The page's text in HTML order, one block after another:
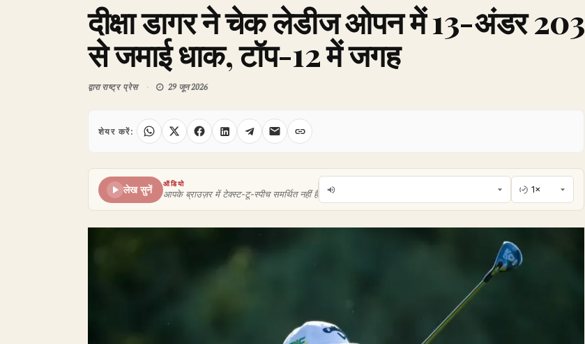
दीक्षा डागर ने चेक लेडीज ओपन में 13-अंडर 203
से जमाई धाक, टॉप-12 में जगह
द्वाराराष्ट्र प्रेस 29 जून 2026
शेयर करें:
लेख सुनें
ऑडियो
आपके ब्राउज़र में टेक्स्ट-टू-स्पीच समर्थित नहीं है